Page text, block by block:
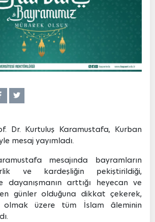
Dr. Kurtuluş Karamustafa, Kurban
mesaj yayımladı.
mesajında bayramların
ve kardeşliğin pekiştirildiği,
dayanışmanın arttığı heyecan ve
günler olduğuna dikkat çekerek,
üzere tüm İslam âleminin